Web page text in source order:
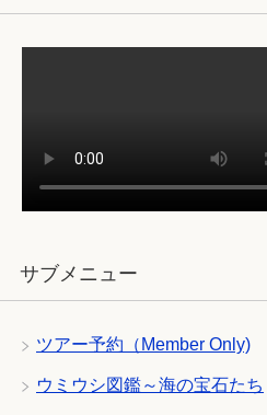
サブメニュー
ツアー予約（Member Only)
ウミウシ図鑑～海の宝石たち